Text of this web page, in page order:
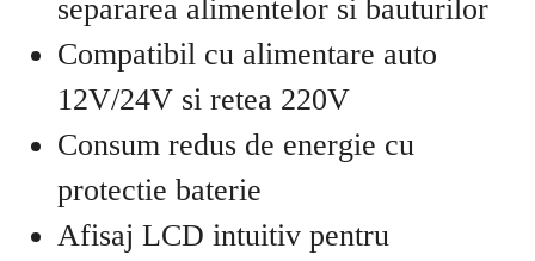
separarea alimentelor si bauturilor
Compatibil cu alimentare auto
12V/24V si retea 220V
Consum redus de energie cu
protectie baterie
Afisaj LCD intuitiv pentru